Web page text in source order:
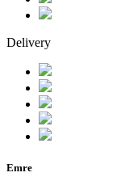
Delivery
Emre